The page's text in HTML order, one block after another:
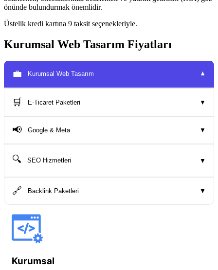
önünde bulundurmak önemlidir.
Üstelik kredi kartına 9 taksit seçenekleriyle.
Kurumsal Web Tasarım Fiyatları
💼 Kurumsal Web Tasarım ▼
🛒 E-Ticaret Paketleri ▼
📢 Google & Meta ▼
🔍 SEO Hizmetleri ▼
🔗 Backlink Paketleri ▼
Kurumsal